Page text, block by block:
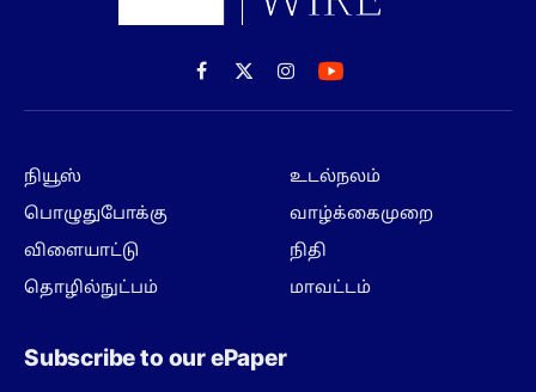
Facebook
X
(Twitter)
Instagram
நியூஸ்
பொழுதுபோக்கு
விளையாட்டு
தொழில்நுட்பம்
உடல்நலம்
வாழ்க்கைமுறை
நிதி
மாவட்டம்
Subscribe to our ePaper